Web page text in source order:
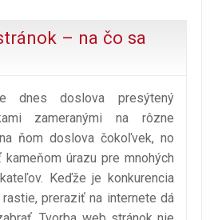
– na čo sa
dnes doslova presýtený
zameranými na rôzne
ňom doslova čokoľvek, no
úrazu pre mnohých
Keďže je konkurencia
preraziť na internete dá